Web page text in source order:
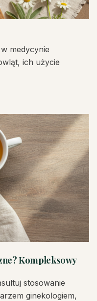
medycynie
ich użycie
Kompleksowy
stosowanie
ginekologiem,